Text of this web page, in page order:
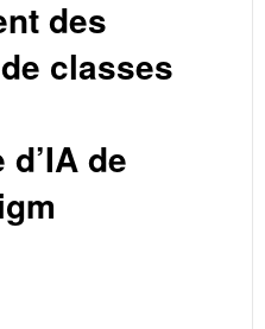
des
classes
de